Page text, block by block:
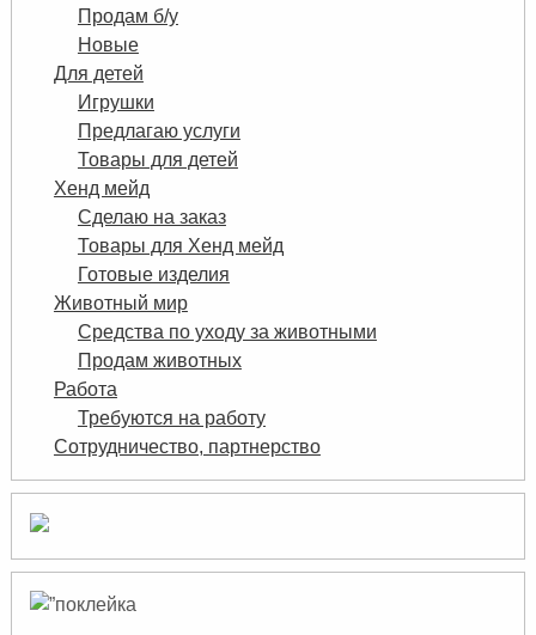
Продам б/у
Новые
Для детей
Игрушки
Предлагаю услуги
Товары для детей
Хенд мейд
Сделаю на заказ
Товары для Хенд мейд
Готовые изделия
Животный мир
Средства по уходу за животными
Продам животных
Работа
Требуются на работу
Сотрудничество, партнерство